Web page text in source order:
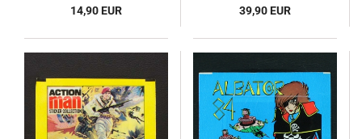
14,90 EUR 39,90 EUR